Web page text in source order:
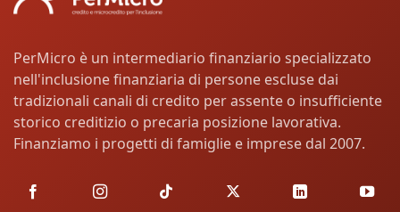
PerMicro è un intermediario finanziario specializzato
nell'inclusione finanziaria di persone escluse dai
tradizionali canali di credito per assente o insufficiente
storico creditizio o precaria posizione lavorativa.
Finanziamo i progetti di famiglie e imprese dal 2007.